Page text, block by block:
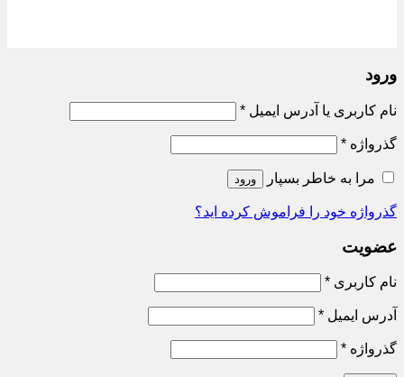
ورود
نام کاربری یا آدرس ایمیل *الزامی
گذرواژه *الزامی
مرا به خاطر بسپار ورود
گذرواژه خود را فراموش کرده اید؟
عضویت
نام کاربری *الزامی
آدرس ایمیل *الزامی
گذرواژه *الزامی